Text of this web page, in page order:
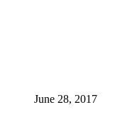
June 28, 2017